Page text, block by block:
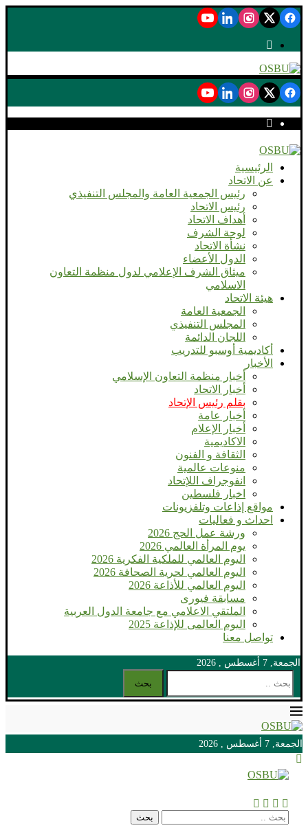
الرئيسية
عن الاتحاد
رئيس الجمعية العامة والمجلس التنفيذي
رئيس الاتحاد
أهداف الاتحاد
لوحة الشرف
نشأة الاتحاد
الدول الأعضاء
ميثاق الشرف الإعلامي لدول منظمة التعاون
الاسلامي
هيئة الاتحاد
الجمعية العامة
المجلس التنفيذي
اللجان الدائمة
أكاديمية أوسبو للتدريب
الأخبار
أخبار منظمة التعاون الإسلامي
أخبار الاتحاد
بقلم رئيس الإتحاد
أخبار عامة
أخبار الإعلام
الاكاديمية
الثقافة و الفنون
منوعات عالمية
انفوجراف اللإتحاد
اخبار فلسطين
مواقع إذاعات وتلفزيونات
احداث و فعاليات
ورشة عمل الحج 2026
يوم المرأة العالمي 2026
اليوم العالمي للملكية الفكرية 2026
اليوم العالمي لحرية الصحافة 2026
اليوم العالمي للأذاعة 2026
مسابقة فيورى
الملتقي الاعلامي مع جامعة الدول العربية
اليوم العالمى للإذاعة 2025
تواصل معنا
الجمعة, 7 أغسطس , 2026
بحث
الجمعة, 7 أغسطس , 2026
بحث